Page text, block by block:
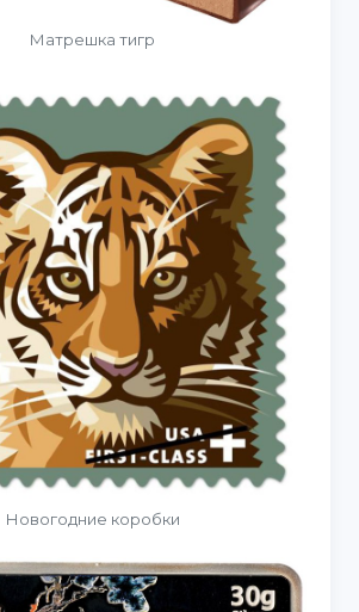
Матрешка тигр
Новогодние коробки